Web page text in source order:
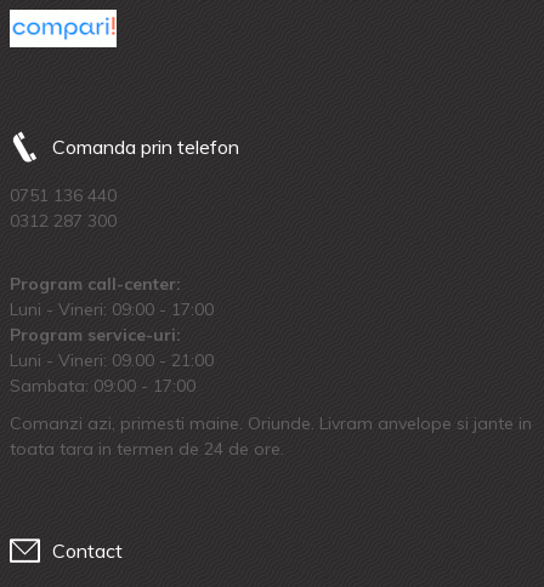
Comanda prin telefon
0751 136 440
0312 287 300
Program call-center:
Luni - Vineri: 09:00 - 17:00
Program service-uri:
Luni - Vineri: 09.00 - 21:00
Sambata: 09:00 - 17:00
Comanzi azi, primesti maine. Oriunde. Livram anvelope si jante in
toata tara in termen de 24 de ore.
Contact